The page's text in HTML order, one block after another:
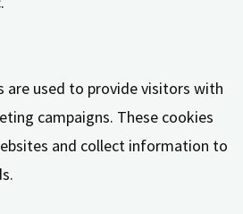
are used to provide visitors with
campaigns. These cookies
and collect information to